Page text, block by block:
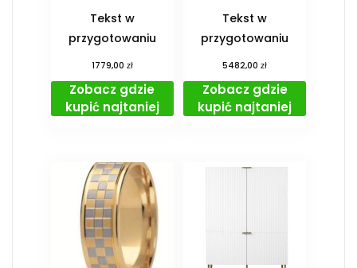
Tekst w
przygotowaniu
1779,00 zł
Zobacz gdzie
kupić najtaniej
Tekst w
przygotowaniu
5482,00zł
Zobacz gdzie
kupić najtaniej